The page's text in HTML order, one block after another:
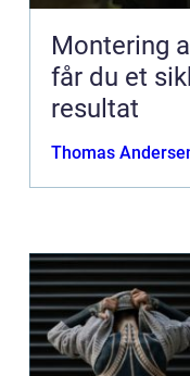
Montering
får du et
resultat
Thomas